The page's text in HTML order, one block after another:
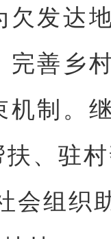
欠发达
完善乡
机制。
、驻
会组织